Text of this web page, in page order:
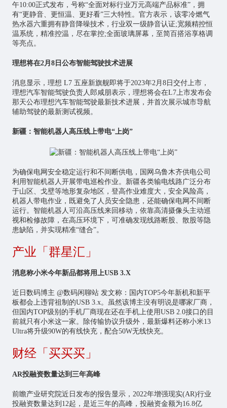
午10:00正式发布，号称“全面对标行业万元高端产品标准”，拥
有“更静音、更恒温、更好看”三大特性。官方表示，该零冷燃气
热水器六重拥有静音降噪技术，行业双一级静音认证;宽频精控恒
温系统，精准控温，尽在掌控;全面玻璃屏幕，至简百搭浴享格调
等亮点。
理想将在2月8日公布智能驾驶技术进展
消息显示，理想 L7 五座新旗舰即将于2023年2月8日交付上市，
理想汽车智能驾驶负责人郎咸朋表示，理想将会在L7上市发布会
那天公布理想汽车智能驾驶最新技术进展，并首次展示城市导航
辅助驾驶的最新测试视频。
新疆：智能机器人高压线上带电“上岗”
为确保电网安全稳定运行和不间断供电，国网乌鲁木齐供电公司
利用智能机器人开展带电巡检作业。新疆各类输电线路广泛分布
于山区、戈壁等地形复杂地区，登高作业难度大，安全风险高，
机器人带电作业，既避免了人员安全隐患，还能确保电网不间断
运行。智能机器人可沿高压线来回移动，依靠高清摄像头主动巡
视和检修故障，在高压环境下，可准确发现线路断股、散股等隐
患缺陷，并实现精准“缝合”。
产业「群星汇」
消息称小米今年新品都将用上USB 3.X
近日数码博主 @数码闲聊站 发文称：国内TOP5今年新机和新平
板都会上违背祖制的USB 3.x。虽然该博主没有明说是哪家厂商，
但国内TOP级别的手机厂商现在还在手机上使用USB 2.0接口的目
前就只有小米这一家。除传输协议升级外，最新爆料还称小米13
Ultra将升级90W的有线快充，配合50W无线快充。
财经「买买买」
AR投融资数量达到三年高峰
前瞻产业研究院近日发布的报告显示，2022年增强现实(AR)行业
投融资数量达到12起，是近三年的高峰，投融资金额为16.8亿